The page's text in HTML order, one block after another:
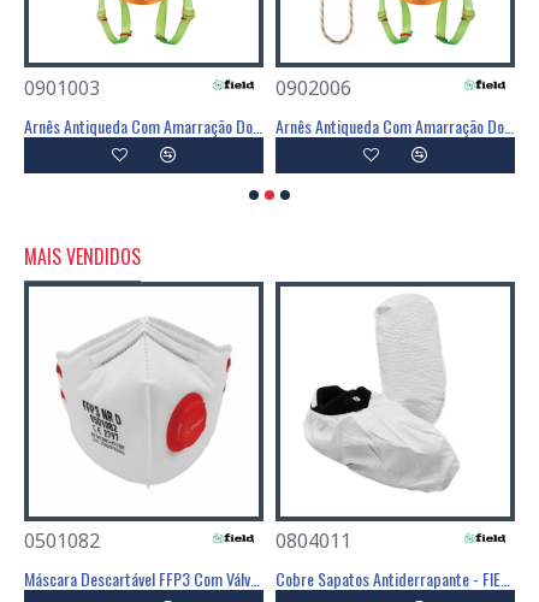
0901003 0902006
MAIS VENDIDOS
0501082 0804011